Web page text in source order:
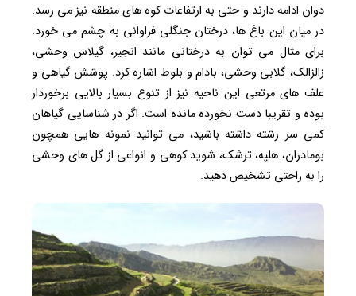
دوان ادامه دارند و حتی به ارتفاعات کوه های منطقه نیز می رسد.
در میان این باغ ها، درختان جنگلی فراوانی به چشم می خورد.
برای مثال می توان به درختانی مانند انجیر، گیلاس وحشی،
زالزالک، گلابی وحشی، بادام و بلوط اشاره کرد. پوشش گیاهی و
علف های مرتعی این ناحیه نیز از تنوع بسیار بالایی برخوردار
بوده و تقریبا دست نخورده مانده است. اگر در شناسایی گیاهان
کمی سر رشته داشته باشید، می توانید نمونه هایی همچون
بومادران، هلپه، ترشک، شوید کوهی و انواعی از گل های وحشی
را به راحتی تشخیص دهید.